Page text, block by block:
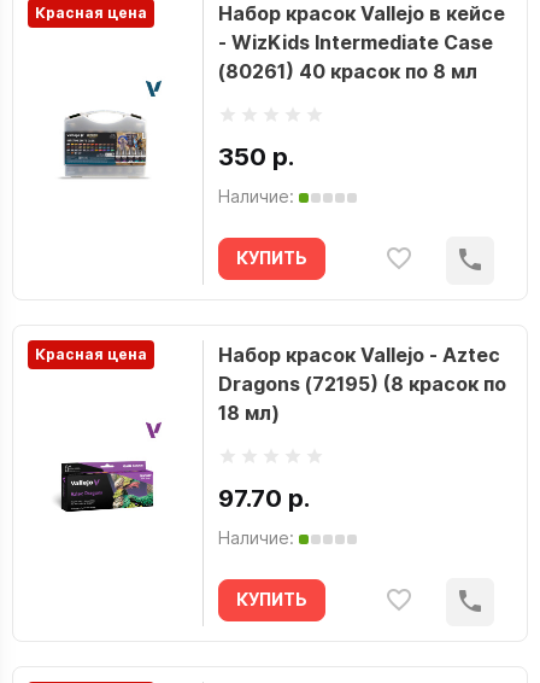
Красная цена
Набор красок Vallejo в кейсе
- WizKids Intermediate Case
(80261) 40 красок по 8 мл
350 р.
Наличие:
КУПИТЬ
Красная цена
Набор красок Vallejo - Aztec
Dragons (72195) (8 красок по
18 мл)
97.70 р.
Наличие:
КУПИТЬ